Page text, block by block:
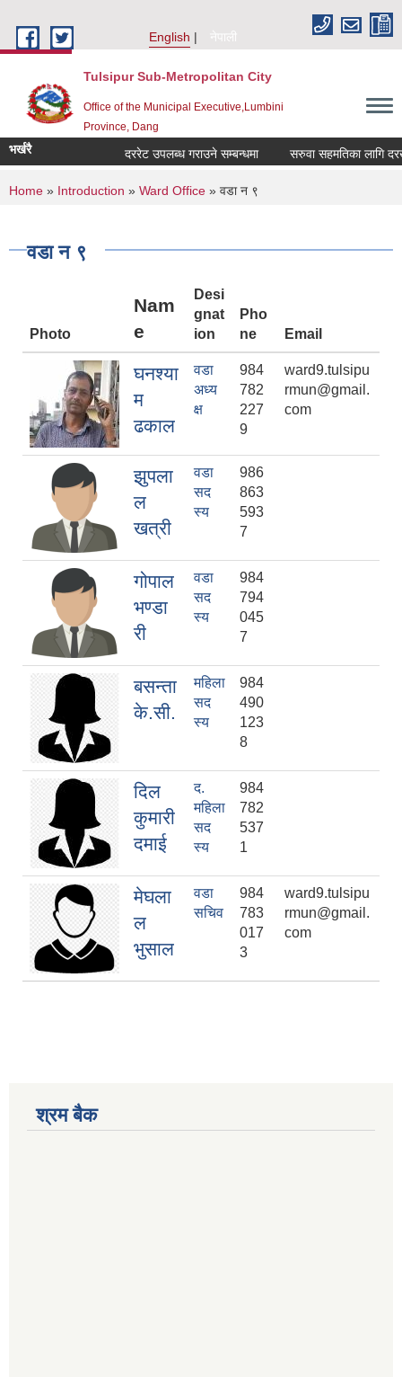
English
नेपाली
Tulsipur Sub-Metropolitan City
Office of the Municipal Executive,Lumbini
Province, Dang
भर्खरै दररेट उपलब्ध गराउने सम्बन्धमा सरुवा सहमतिका लागि
You are here
Home » Introduction » Ward Office » वडा न ९
वडा न ९
Photo
Nam
e
Desi
gnat
ion
Pho
ne
Email
घनश्या
म
ढकाल
वडा
अध्य
क्ष
984
782
227
9
ward9.tulsipu
rmun@gmail.
com
झुपला
ल
खत्री
वडा
सद
स्य
986
863
593
7
गोपाल
भण्डा
री
वडा
सद
स्य
984
794
045
7
बसन्ता
के.सी.
महिला
सद
स्य
984
490
123
8
दिल
कुमारी
दमाई
द.
महिला
सद
स्य
984
782
537
1
मेघला
ल
भुसाल
वडा
सचिव
984
783
017
3
ward9.tulsipu
rmun@gmail.
com
श्रम बैक